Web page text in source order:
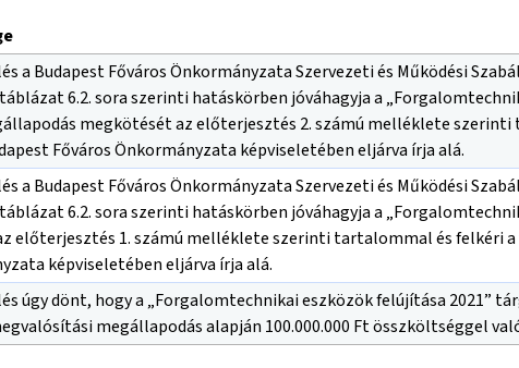
a Budapest Főváros Önkormányzata Szervezeti és Működési
6.2. sora szerinti hatáskörben jóváhagyja a
megkötését az előterjesztés 2. számú melléklete
Főváros Önkormányzata képviseletében eljárva írja alá.
a Budapest Főváros Önkormányzata Szervezeti és Működési
6.2. sora szerinti hatáskörben jóváhagyja a
előterjesztés 1. számú melléklete szerinti tartalommal és felkéri
képviseletében eljárva írja alá.
úgy dönt, hogy a „Forgalomtechnikai eszközök felújítása 2021”
megállapodás alapján 100.000.000 Ft összköltséggel